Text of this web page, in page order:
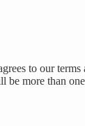
to our terms
be more than